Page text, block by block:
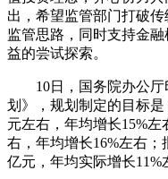
出，希望监管部门打破
监管思路，同时支持金
益的尝试探索。
10日，国务院办公厅
划》，规划制定的目标
元左右，年均增长15%
右，年均增长16%左右
亿元，年均实际增长11%